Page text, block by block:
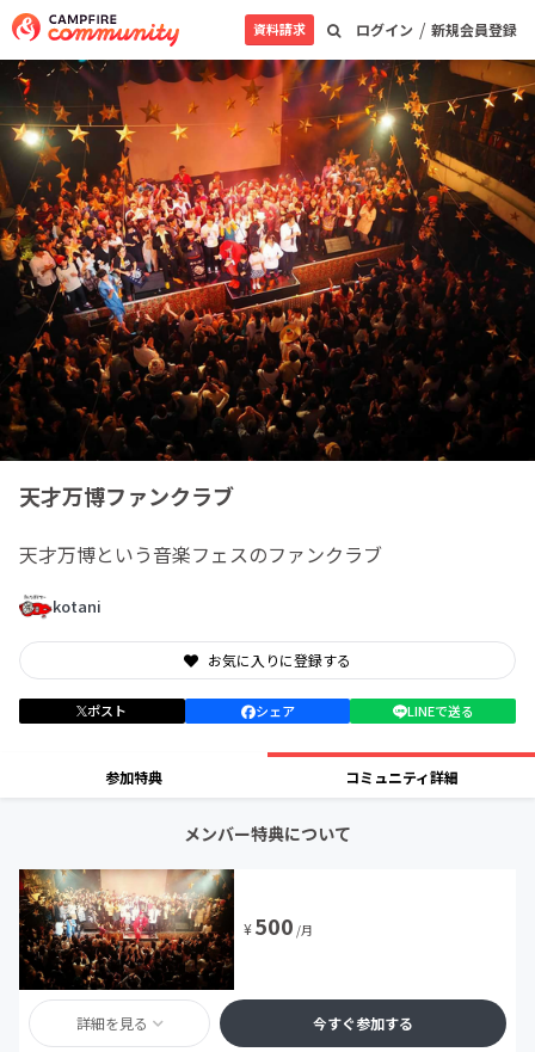
ログイン / 新規会員登録
資料請求
天才万博ファンクラブ
天才万博という音楽フェスのファンクラブ
kotani
お気に入りに登録する
ポスト シェア LINEで送る
参加特典 コミュニティ詳細
メンバー特典について
¥500 /月
詳細を見る 今すぐ参加する